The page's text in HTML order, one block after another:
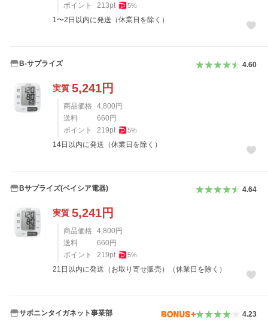
ポイント
213pt 5%
1〜2日以内に発送（休業日を除く）
B-サプライズ 4.60
実質 5,241円
商品価格 4,800 円
送料
660 円
ポイント
219pt 5%
14日以内に発送（休業日を除く）
Bサプライズ(ベイシア電器) 4.64
実質 5,241円
商品価格 4,800 円
送料
660 円
ポイント
219pt 5%
21日以内に発送（お取り寄せ販売）（休業日を除く）
サポニンタイガネット事業部 4.23